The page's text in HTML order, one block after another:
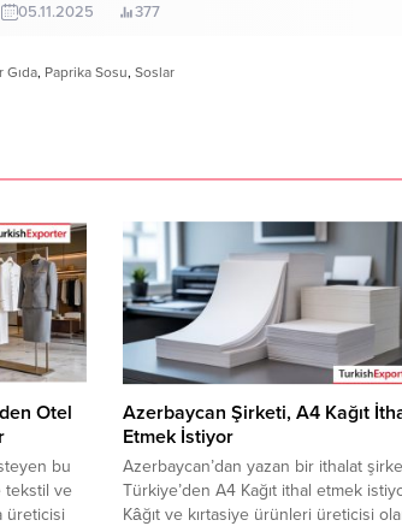
05.11.2025 377
Gıda, Paprika Sosu, Soslar
Otel
bu
tekstil ve
üreticisi
Azerbaycan Şirketi, A4 Kağıt
Etmek İstiyor
Azerbaycan’dan yazan bir ithalat
Türkiye’den A4 Kağıt ithal etmek
Kâğıt ve kırtasiye ürünleri üreticisi